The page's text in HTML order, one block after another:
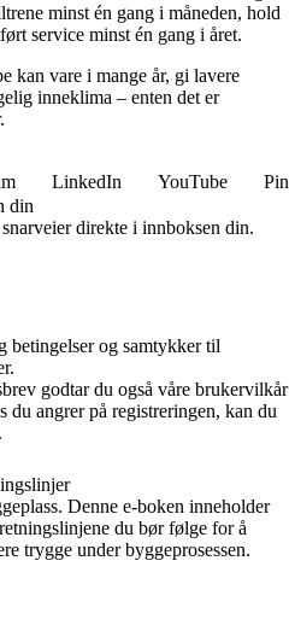
minst én gang i måneden, hold
service minst én gang i året.
kan vare i mange år, gi lavere
inneklima – enten det er
LinkedIn YouTube
din
direkte i innboksen din.
betingelser og samtykker til
godtar du også våre brukervilkår
angrer på registreringen, kan du
Denne e-boken inneholder
du bør følge for å
trygge under byggeprosessen.